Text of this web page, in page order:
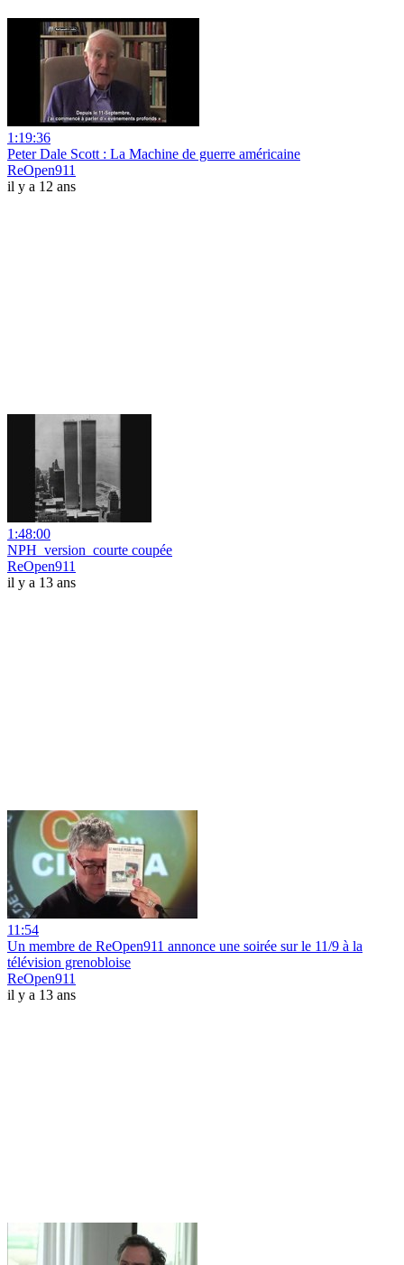
1:19:36
Peter Dale Scott : La Machine de guerre américaine
ReOpen911
il y a 12 ans
1:48:00
NPH_version_courte coupée
ReOpen911
il y a 13 ans
11:54
Un membre de ReOpen911 annonce une soirée sur le 11/9 à la
télévision grenobloise
ReOpen911
il y a 13 ans